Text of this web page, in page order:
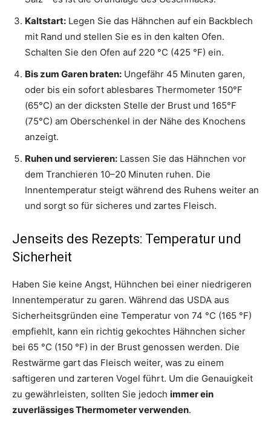
Kaltstart: Legen Sie das Hähnchen auf ein Backblech
mit Rand und stellen Sie es in den kalten Ofen.
Schalten Sie den Ofen auf 220 °C (425 °F) ein.
Bis zum Garen braten: Ungefähr 45 Minuten garen,
oder bis ein sofort ablesbares Thermometer 150°F
(65°C) an der dicksten Stelle der Brust und 165°F
(75°C) am Oberschenkel in der Nähe des Knochens
anzeigt.
Ruhen und servieren: Lassen Sie das Hähnchen vor
dem Tranchieren 10–20 Minuten ruhen. Die
Innentemperatur steigt während des Ruhens weiter an
und sorgt so für sicheres und zartes Fleisch.
Jenseits des Rezepts: Temperatur und
Sicherheit
Haben Sie keine Angst, Hühnchen bei einer niedrigeren
Innentemperatur zu garen. Während das USDA aus
Sicherheitsgründen eine Temperatur von 74 °C (165 °F)
empfiehlt, kann ein richtig gekochtes Hähnchen sicher
bei 65 °C (150 °F) in der Brust genossen werden. Die
Restwärme gart das Fleisch weiter, was zu einem
saftigeren und zarteren Vogel führt. Um die Genauigkeit
zu gewährleisten, sollten Sie jedoch immer ein
zuverlässiges Thermometer verwenden.